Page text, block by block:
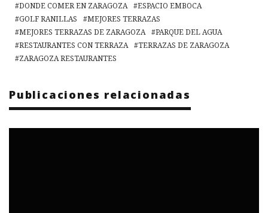
DONDE COMER EN ZARAGOZA
ESPACIO EMBOCA
GOLF RANILLAS
MEJORES TERRAZAS
MEJORES TERRAZAS DE ZARAGOZA
PARQUE DEL AGUA
RESTAURANTES CON TERRAZA
TERRAZAS DE ZARAGOZA
ZARAGOZA RESTAURANTES
Publicaciones relacionadas